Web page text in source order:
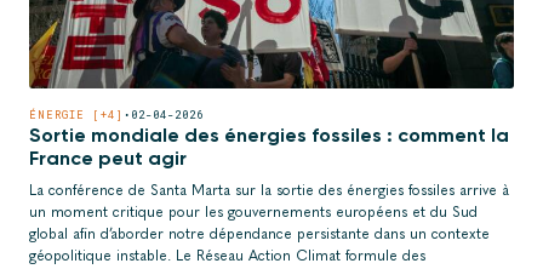
ÉNERGIE [+4] • 02-04-2026
Sortie mondiale des énergies fossiles : comment la
France peut agir
La conférence de Santa Marta sur la sortie des énergies fossiles arrive à
un moment critique pour les gouvernements européens et du Sud
global afin d’aborder notre dépendance persistante dans un contexte
géopolitique instable. Le Réseau Action Climat formule des